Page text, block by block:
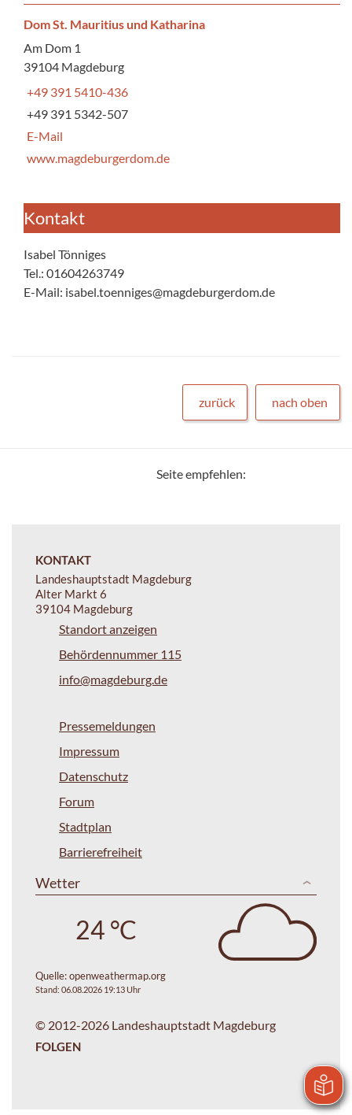
Dom St. Mauritius und Katharina
Am Dom 1
39104 Magdeburg
+49 391 5410-436
+49 391 5342-507
E-Mail
www.magdeburgerdom.de
Kontakt
Isabel Tönniges
Tel.: 01604263749
E-Mail: isabel.toenniges@magdeburgerdom.de
zurück nach oben
Seite empfehlen:
KONTAKT
Landeshauptstadt Magdeburg
Alter Markt 6
39104 Magdeburg
Standort anzeigen
Behördennummer 115
info@magdeburg.de
Pressemeldungen
Impressum
Datenschutz
Forum
Stadtplan
Barrierefreiheit
Wetter
24 °C
Quelle:openweathermap.org
Stand: 06.08.2026 19:13 Uhr
© 2012-2026 Landeshauptstadt Magdeburg
FOLGEN